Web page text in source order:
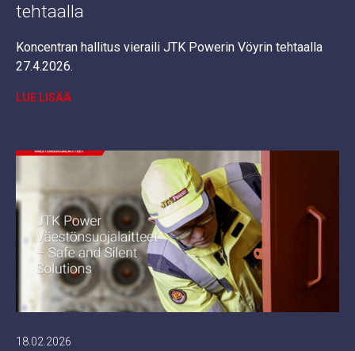
tehtaalla
Koncentran hallitus vieraili JTK Powerin Vöyrin tehtaalla
27.4.2026.
LUE LISÄÄ
18.02.2026